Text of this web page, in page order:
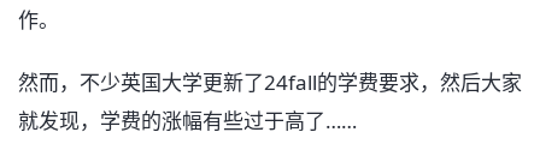
作。
然而，不少英国大学更新了24fall的学费要求，然后大家
就发现，学费的涨幅有些过于高了……